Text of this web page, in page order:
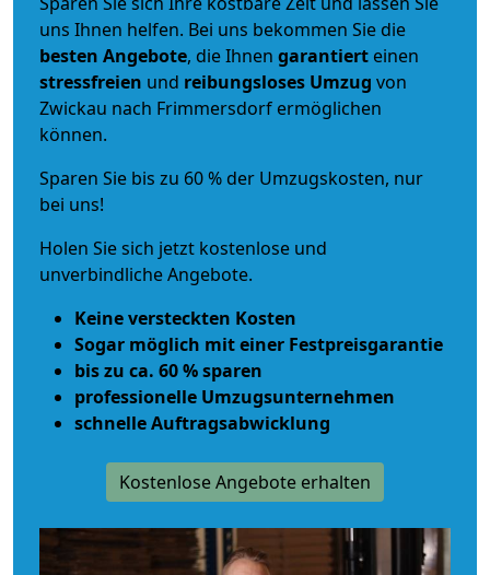
uns Ihnen helfen. Bei uns bekommen Sie die
besten Angebote, die Ihnen garantiert einen
stressfreien und reibungsloses Umzug von
Zwickau nach Frimmersdorf ermöglichen
können.
Sparen Sie bis zu 60 % der Umzugskosten, nur
bei uns!
Holen Sie sich jetzt kostenlose und
unverbindliche Angebote.
Keine versteckten Kosten
Sogar möglich mit einer Festpreisgarantie
bis zu ca. 60 % sparen
professionelle Umzugsunternehmen
schnelle Auftragsabwicklung
Kostenlose Angebote erhalten